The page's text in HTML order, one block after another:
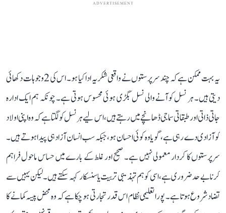
ADVERTISEMENT
یہ بہت ممکن ہے کہ چند سرپرستوں نے واقعی شکریہ ادا کیا ہو۔ اس کی 2 وجوہات دکھائی
دیتی ہیں۔ ہر نسل کو آنے والی نسل بگڑی ہوئی محسوس ہوتی ہے۔ چونکہ ہم ایک ادارہ
جاتی ذاتی اور طبقاتی سماجی ڈھانچے میں رہتے ہیں، اس لیے ہر نسل کو لگتا ہے کہ وہ اپنی اولاد
کو آزادی دے رہی ہے، گویا وہ کوئی احسان ہو، جبکہ سب انسان آزاد ہی پیدا ہوتے ہیں۔
سرپرستوں کا کردار معمولی نہیں ہے۔ صحیح اور غلط کے بارے میں حساس ماحول فراہم
کرنا بے حد ضروری ہے، اسی کو ہم تہذیبی تربیت یا سنسکار کہہ سکتے ہیں۔ لیکن یہیں سے
تضاد شروع ہوتا ہے۔ پورا تعلیمی نظام اس قدر تجارتی ہو چکا ہے کہ وہ محض پیسہ کمانے کا